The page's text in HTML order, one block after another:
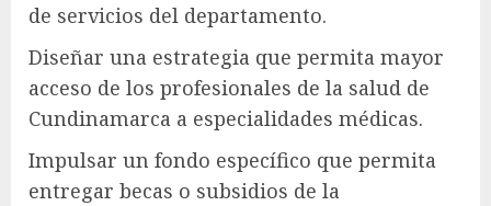
de servicios del departamento.
Diseñar una estrategia que permita mayor
acceso de los profesionales de la salud de
Cundinamarca a especialidades médicas.
Impulsar un fondo específico que permita
entregar becas o subsidios de la